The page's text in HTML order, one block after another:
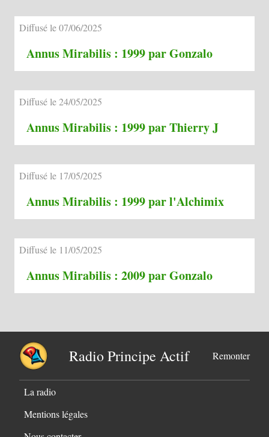
Diffusé le 07/06/2025
Annus Mirabilis : 1999 par Gonzalo
Diffusé le 24/05/2025
Annus Mirabilis : 1999 par Thierry J
Diffusé le 17/05/2025
Annus Mirabilis : 1999 par l'Alchimix
Diffusé le 11/05/2025
Annus Mirabilis : 2009 par Gonzalo
Radio Principe Actif Remonter
La radio
Mentions légales